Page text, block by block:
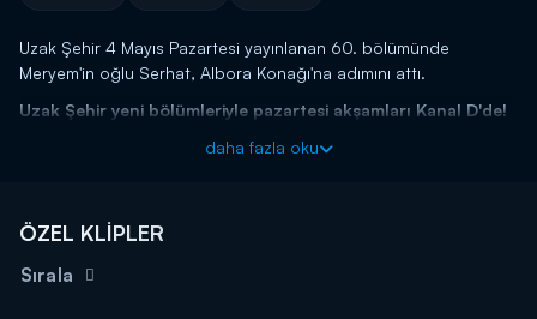
Uzak Şehir 4 Mayıs Pazartesi yayınlanan 60. bölümünde
Meryem'in oğlu Serhat, Albora Konağı'na adımını attı.
Uzak Şehir yeni bölümleriyle pazartesi akşamları Kanal D'de!
daha fazla oku
ÖZEL KLİPLER
Sırala